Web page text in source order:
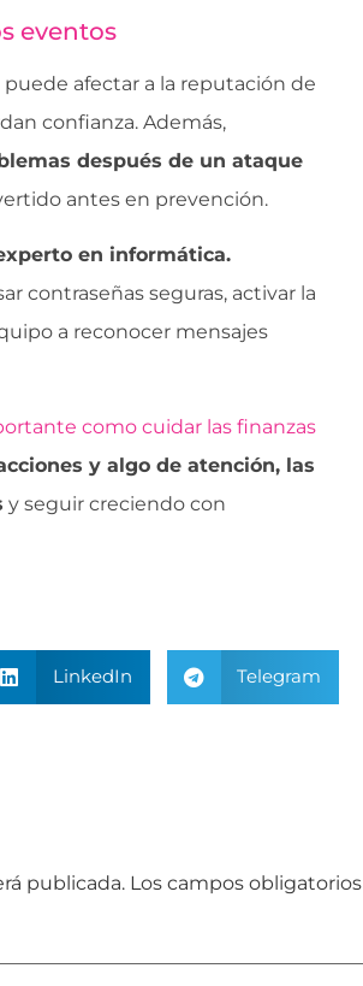
eventos
puede afectar a la reputación de
confianza. Además,
después de un ataque
antes en prevención.
en informática.
contraseñas seguras, activar la
a reconocer mensajes
como cuidar las finanzas
y algo de atención, las
y seguir creciendo con
LinkedIn Telegram
publicada. Los campos obligatorios